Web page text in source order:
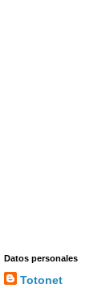
Datos personales
Totonet